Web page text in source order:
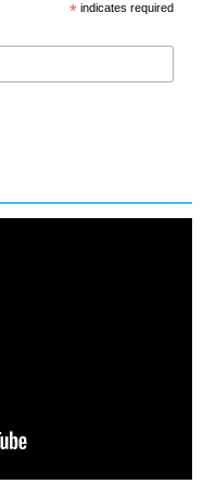
* indicates required